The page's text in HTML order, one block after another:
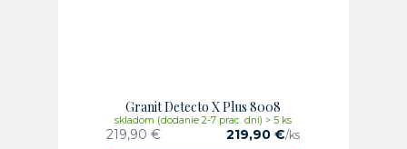
Granit Detecto X Plus 8008
219,90 € 219,90 €/ks
skladom (dodanie 2-7 prac. dni) > 5 ks